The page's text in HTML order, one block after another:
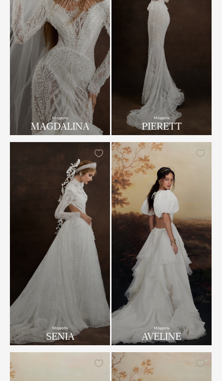
Модель
MAGDALINA
Модель
PIERETT
Модель
SENIA
Модель
AVELINE